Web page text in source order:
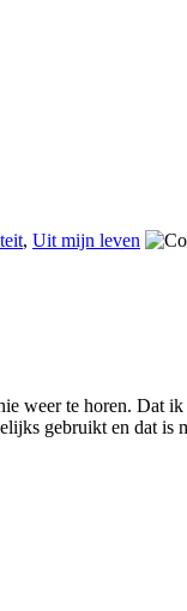
, Uit mijn leven
weer te horen. Dat
gebruikt en dat